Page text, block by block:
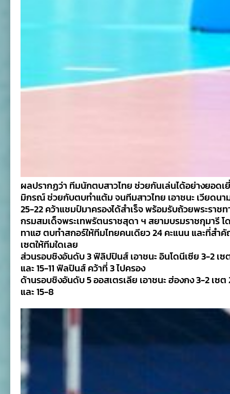
ผลปรากฏว่า ทีมนักตบสาวไทย ช่วยกันเล่นได้อย่างยอด
มิกรณ์ ช่วยกับตบทำแต้ม จนทีมสาวไทย เอาชนะ เวียดนา
25-22 คว้าแชมป์มาครองได้สำเร็จ พร้อมรับถ้วยพระราช
กรมสมเด็จพระเทพรัตนราชสุดา ฯ สยามบรมราชกุมารี
ทาแฮ ตบทำสกอร์ให้ทีมไทยคนเดียว 24 คะแนน และที่สำ
เซตให้ทีมใดเลย
ส่วนรอบชิงอันดับ 3 ฟิลิปปินส์ เอาชนะ อินโดนีเซีย 3-2 เซ
และ 15-11 ฟิลปินส์ คว้าที่ 3 ไปครอง
ด้านรอบชิงอันดับ 5 ออสเตรเลีย เอาชนะ ฮ่องกง 3-2 เซต
และ 15-8